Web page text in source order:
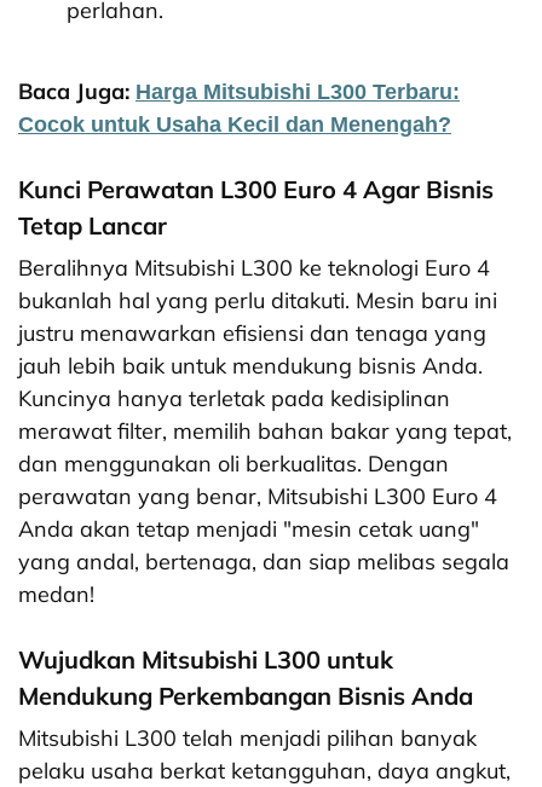
perlahan.
Baca Juga: Harga Mitsubishi L300 Terbaru:
Cocok untuk Usaha Kecil dan Menengah?
Kunci Perawatan L300 Euro 4 Agar Bisnis
Tetap Lancar
Beralihnya Mitsubishi L300 ke teknologi Euro 4
bukanlah hal yang perlu ditakuti. Mesin baru ini
justru menawarkan efisiensi dan tenaga yang
jauh lebih baik untuk mendukung bisnis Anda.
Kuncinya hanya terletak pada kedisiplinan
merawat filter, memilih bahan bakar yang tepat,
dan menggunakan oli berkualitas. Dengan
perawatan yang benar, Mitsubishi L300 Euro 4
Anda akan tetap menjadi "mesin cetak uang"
yang andal, bertenaga, dan siap melibas segala
medan!
Wujudkan Mitsubishi L300 untuk
Mendukung Perkembangan Bisnis Anda
Mitsubishi L300 telah menjadi pilihan banyak
pelaku usaha berkat ketangguhan, daya angkut,